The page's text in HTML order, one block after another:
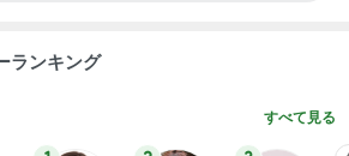
ランキング
すべて見る